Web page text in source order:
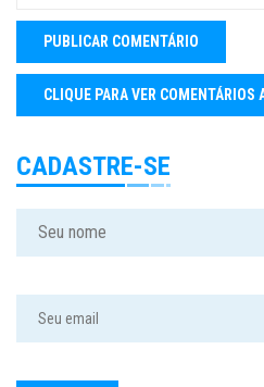
CADASTRE-SE